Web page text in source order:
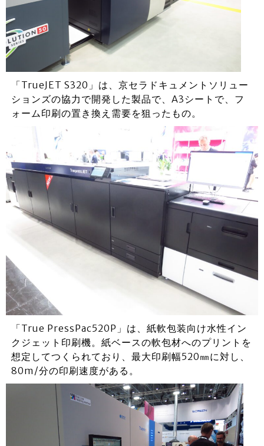
「TrueJET S320」は、京セラドキュメントソリュー
ションズの協力で開発した製品で、A3シートで、フ
ォーム印刷の置き換え需要を狙ったもの。
「True PressPac520P」は、紙軟包装向け水性イン
クジェット印刷機。紙ベースの軟包材へのプリントを
想定してつくられており、最大印刷幅520㎜に対し、
80m/分の印刷速度がある。